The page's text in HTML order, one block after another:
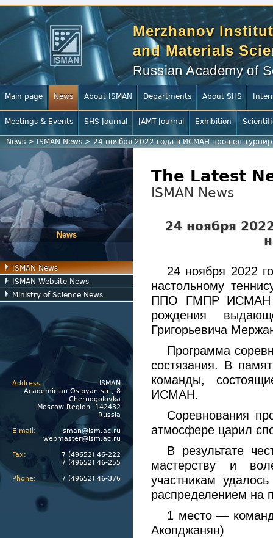
Merzhanov
and Materials
Russian Academy of
Main page News About ISMAN Departments About SHS
Meetings & Events SHS Journal JAMT Journal Exhibition
News >ISMAN News>24 ноября 2022 года в ИСМАН прошел
News
ISMAN News
ISMAN Website News
Ministry of Science News
Address:
ISMAN
Academician Osipyan str., 8
Chernogolovka
Moscow Region, 142432
Russia
E-mail:
isman@ism.ac.ru
webmaster@ism.ac.ru
Fax:
7 (49652) 46-222
7 (49652) 46-255
Phone:
7 (49652) 46-376
The Latest
ISMAN News
24 ноября
24 ноября 2022
настольному
ППО ГМПР ИСМАН и
рождения
Григорьевича
Программа
состязания. В
команды,
ИСМАН.
Соревнования
атмосфере царил
В результате
мастерству и
участникам
распределением на
1 место —
Акопджанян)